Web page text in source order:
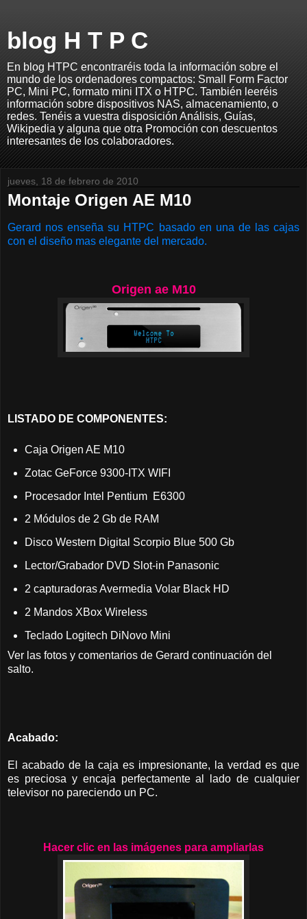
blog H T P C
En blog HTPC encontraréis toda la información sobre el
mundo de los ordenadores compactos: Small Form Factor
PC, Mini PC, formato mini ITX o HTPC. También leeréis
información sobre dispositivos NAS, almacenamiento, o
redes. Tenéis a vuestra disposición Análisis, Guías,
Wikipedia y alguna que otra Promoción con descuentos
interesantes de los colaboradores.
jueves, 18 de febrero de 2010
Montaje Origen AE M10
Gerard nos enseña su HTPC basado en una de las cajas
con el diseño mas elegante del mercado.
Origen ae M10
LISTADO DE COMPONENTES:
Caja Origen AE M10
Zotac GeForce 9300-ITX WIFI
Procesador Intel Pentium E6300
2 Módulos de 2 Gb de RAM
Disco Western Digital Scorpio Blue 500 Gb
Lector/Grabador DVD Slot-in Panasonic
2 capturadoras Avermedia Volar Black HD
2 Mandos XBox Wireless
Teclado Logitech DiNovo Mini
Ver las fotos y comentarios de Gerard continuación del
salto.
Acabado:
El acabado de la caja es impresionante, la verdad es que
es preciosa y encaja perfectamente al lado de cualquier
televisor no pareciendo un PC.
Hacer clic en las imágenes para ampliarlas